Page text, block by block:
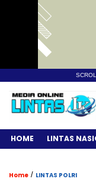
HOME LINTAS
Home / LINTAS POLRI